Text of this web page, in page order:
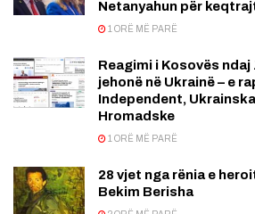
Netanyahun për
1 ORË MË PARË
Reagimi i Kosovës
jehonë në Ukrainë – e
Independent,
Hromadske
1 ORË MË PARË
28 vjet nga rënia e
Bekim Berisha